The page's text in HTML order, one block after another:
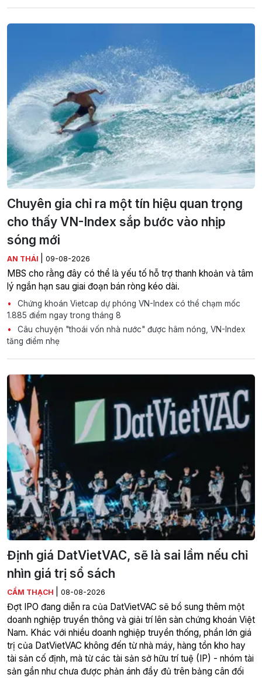
Chuyên gia chỉ ra một tín hiệu quan trọng
cho thấy VN-Index sắp bước vào nhịp
sóng mới
AN THÁI 09-08-2026
MBS cho rằng đây có thể là yếu tố hỗ trợ thanh khoản và tâm
lý ngắn hạn sau giai đoạn bán ròng kéo dài.
Chứng khoán Vietcap dự phóng VN-Index có thể chạm mốc
1.885 điểm ngay trong tháng 8
Câu chuyện "thoái vốn nhà nước" được hâm nóng, VN-Index
tăng điểm nhẹ
Định giá DatVietVAC, sẽ là sai lầm nếu chỉ
nhìn giá trị sổ sách
CẨM THẠCH 08-08-2026
Đợt IPO đang diễn ra của DatVietVAC sẽ bổ sung thêm một
doanh nghiệp truyền thông và giải trí lên sàn chứng khoán Việt
Nam. Khác với nhiều doanh nghiệp truyền thống, phần lớn giá
trị của DatVietVAC không đến từ nhà máy, hàng tồn kho hay
tài sản cố định, mà từ các tài sản sở hữu trí tuệ (IP) - nhóm tài
sản gần như chưa được phản ánh đầy đủ trên bảng cân đối